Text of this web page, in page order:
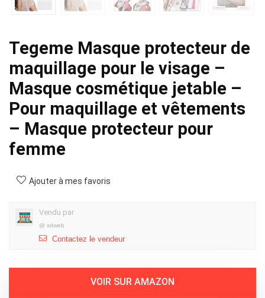
Tegeme Masque protecteur de
maquillage pour le visage –
Masque cosmétique jetable –
Pour maquillage et vêtements
– Masque protecteur pour
femme
Ajouter à mes favoris
Vendu par
@ sdweb
Contactez le vendeur